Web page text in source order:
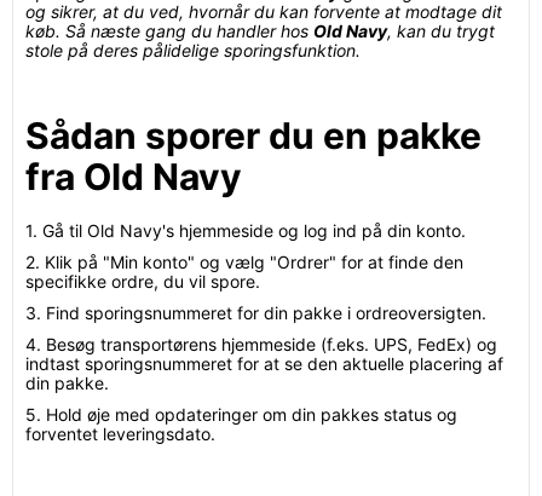
og sikrer, at du ved, hvornår du kan forvente at modtage dit
køb. Så næste gang du handler hos Old Navy, kan du trygt
stole på deres pålidelige sporingsfunktion.
Sådan sporer du en pakke
fra Old Navy
1. Gå til Old Navy's hjemmeside og log ind på din konto.
2. Klik på "Min konto" og vælg "Ordrer" for at finde den
specifikke ordre, du vil spore.
3. Find sporingsnummeret for din pakke i ordreoversigten.
4. Besøg transportørens hjemmeside (f.eks. UPS, FedEx) og
indtast sporingsnummeret for at se den aktuelle placering af
din pakke.
5. Hold øje med opdateringer om din pakkes status og
forventet leveringsdato.